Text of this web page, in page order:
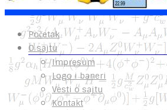
Početak
O sajtu
Impresum
Logo i baneri
Vesti o sajtu
Kontakt